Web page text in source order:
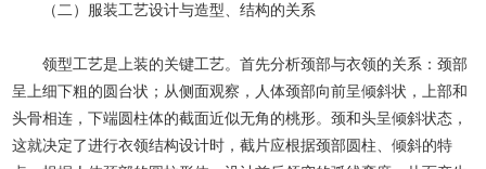
（二）服装工艺设计与造型、结构的关系
领型工艺是上装的关键工艺。首先分析颈部与衣领的关系：颈部
呈上细下粗的圆台状；从侧面观察，人体颈部向前呈倾斜状，上部和
头骨相连，下端圆柱体的截面近似无角的桃形。颈和头呈倾斜状态，
这就决定了进行衣领结构设计时，截片应根据颈部圆柱、倾斜的特